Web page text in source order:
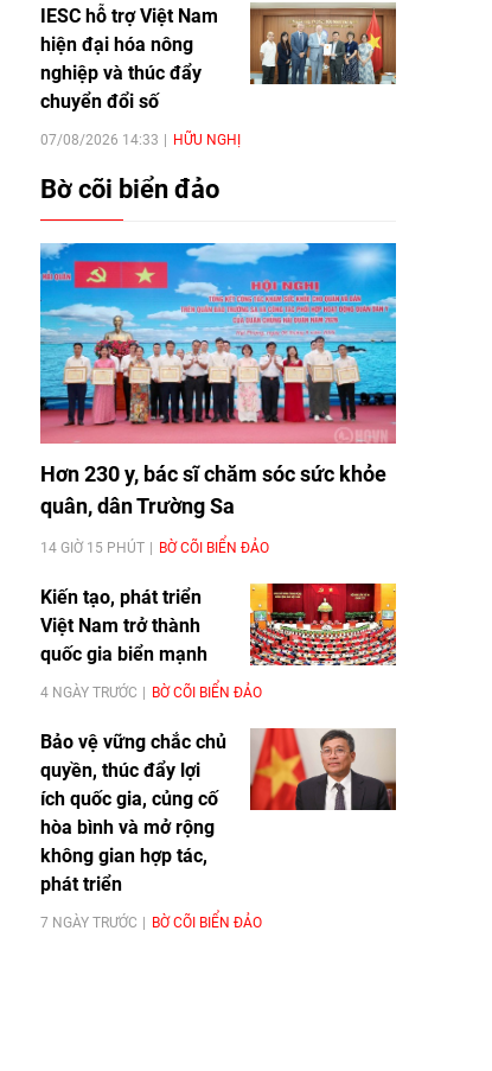
IESC hỗ trợ Việt Nam
hiện đại hóa nông
nghiệp và thúc đẩy
chuyển đổi số
07/08/2026 14:33 HỮU NGHỊ
Bờ cõi biển đảo
Hơn 230 y, bác sĩ chăm sóc sức khỏe
quân, dân Trường Sa
14 GIỜ 15 PHÚT BỜ CÕI BIỂN ĐẢO
Kiến tạo, phát triển
Việt Nam trở thành
quốc gia biển mạnh
4 NGÀY TRƯỚC BỜ CÕI BIỂN ĐẢO
Bảo vệ vững chắc chủ
quyền, thúc đẩy lợi
ích quốc gia, củng cố
hòa bình và mở rộng
không gian hợp tác,
phát triển
7 NGÀY TRƯỚC BỜ CÕI BIỂN ĐẢO